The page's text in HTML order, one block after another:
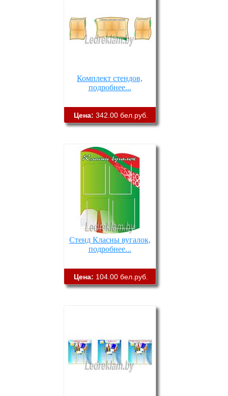
Комплект стендов,
подробнее...
Цена: 342.00 бел.руб.
Стенд Класны вугалок,
подробнее...
Цена: 104.00 бел.руб.